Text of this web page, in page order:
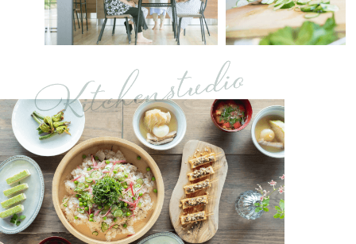
季節に合わせた薬膳ごはん 51期ー卒
業回 日曜日コース
2027年04月25日(日)
時間：10:00-13:30
厨 講座
季節に合わせた薬膳ごはん 53期ー卒
業回 木曜日コース